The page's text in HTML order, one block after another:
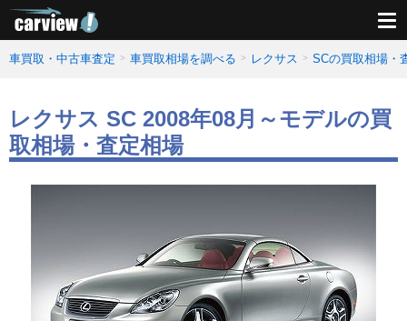
車買取・中古車査定 車買取相場を調べる レクサス SCの買取相場・
レクサス SC 2008年08月～モデルの買
取相場・査定相場